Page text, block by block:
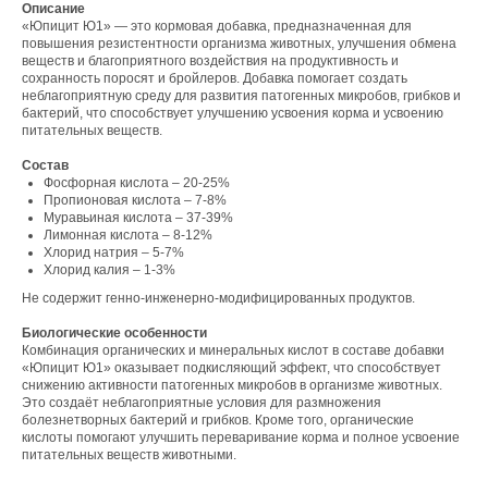
Описание
«Юпицит Ю1» — это кормовая добавка, предназначенная для
повышения резистентности организма животных, улучшения обмена
веществ и благоприятного воздействия на продуктивность и
сохранность поросят и бройлеров. Добавка помогает создать
неблагоприятную среду для развития патогенных микробов, грибков и
бактерий, что способствует улучшению усвоения корма и усвоению
питательных веществ.
Состав
Фосфорная кислота – 20-25%
Пропионовая кислота – 7-8%
Муравьиная кислота – 37-39%
Лимонная кислота – 8-12%
Хлорид натрия – 5-7%
Хлорид калия – 1-3%
Не содержит генно-инженерно-модифицированных продуктов.
Биологические особенности
Комбинация органических и минеральных кислот в составе добавки
«Юпицит Ю1» оказывает подкисляющий эффект, что способствует
снижению активности патогенных микробов в организме животных.
Это создаёт неблагоприятные условия для размножения
болезнетворных бактерий и грибков. Кроме того, органические
кислоты помогают улучшить переваривание корма и полное усвоение
питательных веществ животными.